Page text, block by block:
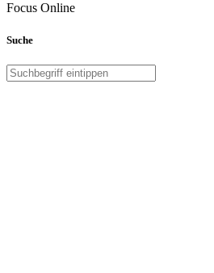
Focus Online
Suche